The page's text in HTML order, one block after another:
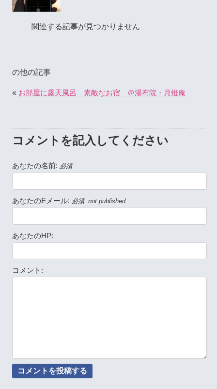
関連する記事が見つかりません
の他の記事
« お部屋に露天風呂 素敵なお宿 ＠湯布院・月燈庵
コメントを記入してください
あなたの名前: 必須
あなたのEメール: 必須, not published
あなたのHP:
コメント: